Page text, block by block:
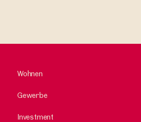
Wohnen
Gewerbe
Investment